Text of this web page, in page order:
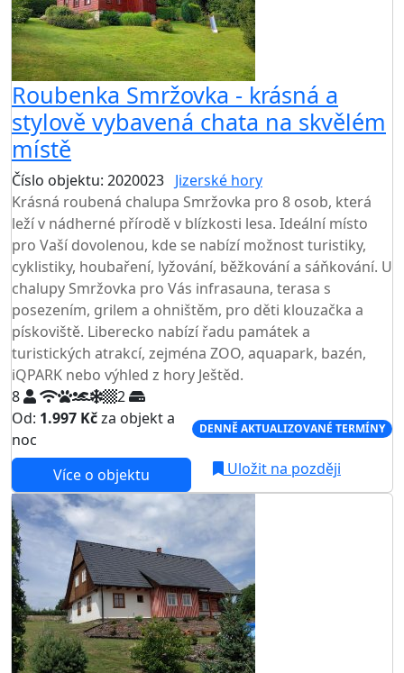
Roubenka Smržovka - krásná a
stylově vybavená chata na skvělém
místě
Číslo objektu: 2020023 Jizerské hory
Krásná roubená chalupa Smržovka pro 8 osob, která
leží v nádherné přírodě v blízkosti lesa. Ideální místo
pro Vaší dovolenou, kde se nabízí možnost turistiky,
cyklistiky, houbaření, lyžování, běžkování a sáňkování. U
chalupy Smržovka pro Vás infrasauna, terasa s
posezením, grilem a ohništěm, pro děti klouzačka a
pískoviště. Liberecko nabízí řadu památek a
turistických atrakcí, zejména ZOO, aquapark, bazén,
iQPARK nebo výhled z hory Ještěd.
8
2
Od: 1.997 Kčza objekt a
noc
DENNĚ AKTUALIZOVANÉ TERMÍNY
Více o objektu
Uložit na později